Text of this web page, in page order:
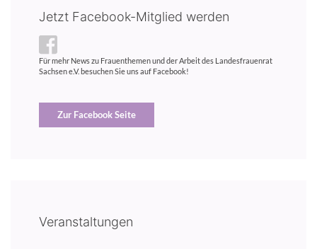
Jetzt Facebook-Mitglied werden
Für mehr News zu Frauenthemen und der Arbeit des Landesfrauenrat
Sachsen e.V. besuchen Sie uns auf Facebook!
Zur Facebook Seite
Veranstaltungen